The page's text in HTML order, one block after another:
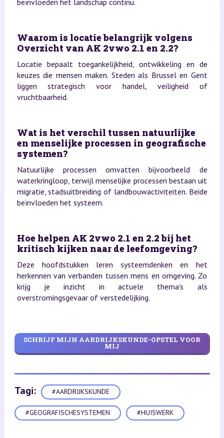
Waarom is locatie belangrijk volgens
Overzicht van AK 2vwo 2.1 en 2.2?
Locatie bepaalt toegankelijkheid, ontwikkeling en de
keuzes die mensen maken. Steden als Brussel en Gent
liggen strategisch voor handel, veiligheid of
vruchtbaarheid.
Wat is het verschil tussen natuurlijke
en menselijke processen in geografische
systemen?
Natuurlijke processen omvatten bijvoorbeeld de
waterkringloop, terwijl menselijke processen bestaan uit
migratie, stadsuitbreiding of landbouwactiviteiten. Beide
beïnvloeden het systeem.
Hoe helpen AK 2vwo 2.1 en 2.2 bij het
kritisch kijken naar de leefomgeving?
Deze hoofdstukken leren systeemdenken en het
herkennen van verbanden tussen mens en omgeving. Zo
krijg je inzicht in actuele thema’s als
overstromingsgevaar of verstedelijking.
SCHRIJF MIJN AARDRIJKSKUNDE-OPSTEL VOOR
MIJ
Tagi: #AARDRIJKSKUNDE
#GEOGRAFISCHESYSTEMEN #HUISWERK